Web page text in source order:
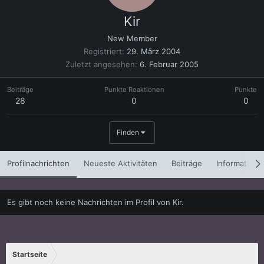
Kir
New Member
Registriert
29. März 2004
Zuletzt angesehen 6. Februar 2005
Beiträge
28
Punkte Reaktionen
0
Punkte
0
Finden
Profilnachrichten Neueste Aktivitäten Beiträge
Es gibt noch keine Nachrichten im Profil von Kir.
Startseite